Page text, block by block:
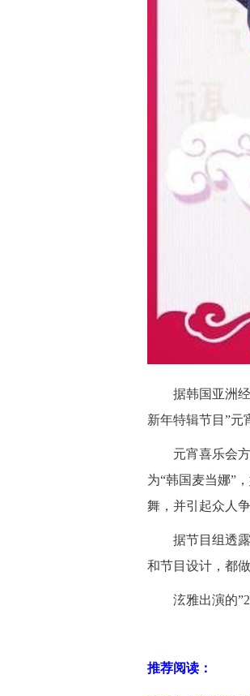
据韩国亚洲经
新年特辑节目”元
元宵喜乐会方
为“韩国麦当娜”
舞，并引起众人争
据节目组透露
和节目设计，都
泫雅出演的
推荐阅读：